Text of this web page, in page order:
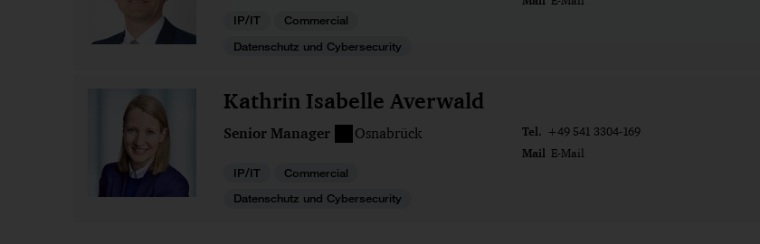
IP/IT
Commercial
Datenschutz und Cybersecurity
Kathrin Isabelle Averwald
Senior Manager Osnabrück Tel. +49 541 3304-169
Mail E-Mail
IP/IT
Commercial
Datenschutz und Cybersecurity